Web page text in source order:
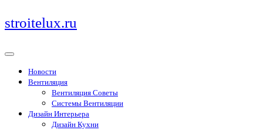
Перейти
к
stroitelux.ru
Новости
Вентиляция
Вентиляция Советы
Системы Вентиляции
Дизайн Интерьера
Дизайн Кухни